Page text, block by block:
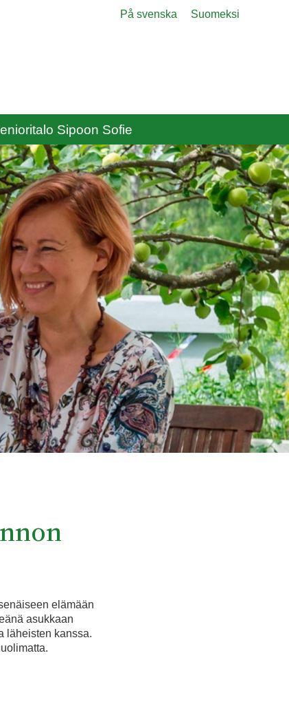
På svenska
Suomeksi
Sipoon Sofie
elämään
asukkaan
läheisten kanssa.